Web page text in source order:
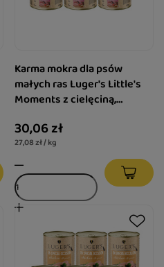
Karma mokra dla psów
małych ras Luger's Little's
Moments z cielęciną,
zestaw 6 x 185 g
30,06 zł
27,08 zł / kg